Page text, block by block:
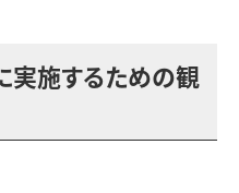
実施するための観